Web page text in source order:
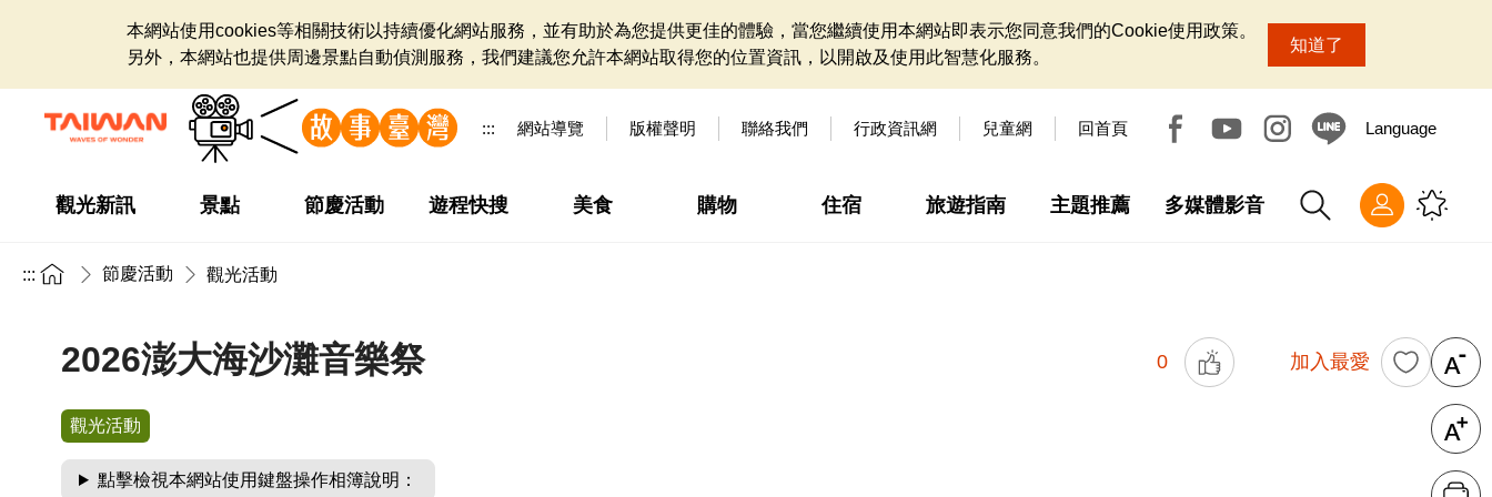
本網站使用cookies等相關技術以持續優化網站服務，並有助於為您提供更佳的體驗，當您繼續使用本網站即表示您同意我們的Cookie使用政策。
另外，本網站也提供周邊景點自動偵測服務，我們建議您允許本網站取得您的位置資訊，以開啟及使用此智慧化服務。
知道了
::: 網站導覽 版權聲明 聯絡我們 行政資訊網 兒童網 回首頁 Language
觀光新訊 景點 節慶活動 遊程快搜 美食 購物 住宿 旅遊指南 主題推薦 多媒體影音
::: 節慶活動 觀光活動
2026澎大海沙灘音樂祭 0 加入最愛
觀光活動
點擊檢視本網站使用鍵盤操作相簿說明：